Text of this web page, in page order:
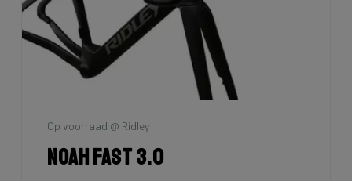
Op voorraad @ Ridley
Noah Fast 3.0